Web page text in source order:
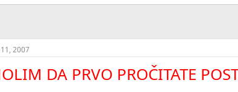
2007
DA PRVO PROČITATE